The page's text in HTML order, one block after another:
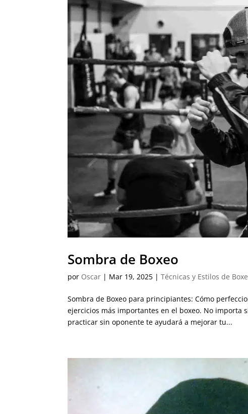
Sombra de Boxeo
por Oscar | Mar 19, 2025 |Técnicas y Estilos de
Sombra de Boxeo para principiantes: Cómo
ejercicios más importantes en el boxeo. No importa
practicar sin oponente te ayudará a mejorar tu...